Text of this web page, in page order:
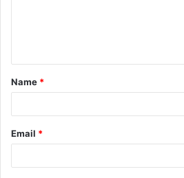
Name *
Email *